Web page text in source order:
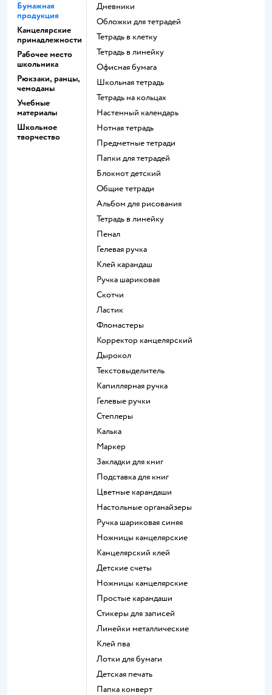
Бумажная
продукция
Канцелярские
принадлежности
Рабочее место
школьника
Рюкзаки, ранцы,
чемоданы
Учебные
материалы
Школьное
творчество
Дневники
Обложки для тетрадей
Тетрадь в клетку
Тетрадь в линейку
Офисная бумага
Школьная тетрадь
Тетрадь на кольцах
Настенный календарь
Нотная тетрадь
Предметные тетради
Папки для тетрадей
Блокнот детский
Общие тетради
Альбом для рисования
Тетрадь в линейку
Пенал
Гелевая ручка
Клей карандаш
Ручка шариковая
Скотчи
Ластик
Фломастеры
Корректор канцелярский
Дырокол
Текстовыделитель
Капиллярная ручка
Гелевые ручки
Степлеры
Калька
Маркер
Закладки для книг
Подставка для книг
Цветные карандаши
Настольные органайзеры
Ручка шариковая синяя
Ножницы канцелярские
Канцелярский клей
Детские счеты
Ножницы канцелярские
Простые карандаши
Стикеры для записей
Линейки металлические
Клей пва
Лотки для бумаги
Детская печать
Папка конверт